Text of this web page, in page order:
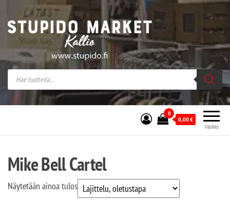
Stupido Market – verkossa ja kivijalassa
Stupido Market on vaihtoehtomusaan
erikoistunut verkko- sekä
kivijalkakauppa Helsingissä Kallion
sydämessä.
Valikko
0
0,00€
Mike Bell Cartel
Näytetään ainoa tulos